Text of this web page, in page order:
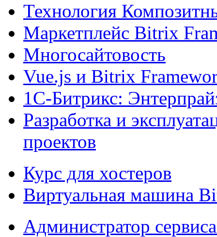
Технология
Маркетплейс Bitrix
Многосайтовость
Vue.js и Bitrix
1С-Битрикс:
Разработка и
проектов
Курс для хостеров
Виртуальная машина
Администратор